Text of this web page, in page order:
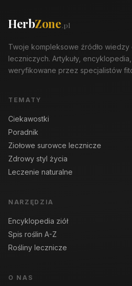
HerbZone.pl
Twoje kompleksowe źródło wiedzy
leczniczych. Artykuły,
weryfikowane przez specjalistów
TEMATY
Ciekawostki
Poradnik
Ziołowe surowce lecznicze
Zdrowy styl życia
Leczenie naturalne
NARZĘDZIA
Encyklopedia ziół
Spis roślin A-Z
Rośliny lecznicze
O NAS